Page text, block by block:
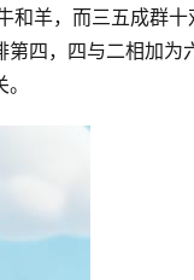
和羊，而三五成群
四，四与二相加为